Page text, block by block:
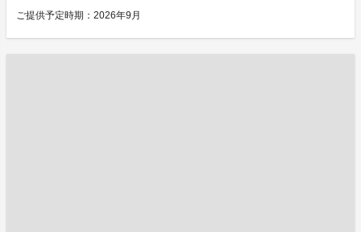
ご提供予定時期：2026年9月